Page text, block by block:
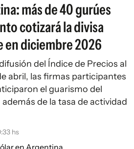
más de 40 gurúes
cotizará la divisa
en diciembre 2026
del Índice de Precios al
abril, las firmas participantes
el guarismo del
de la tasa de actividad
hs